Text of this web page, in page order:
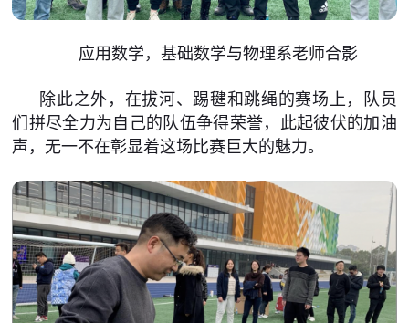
应用数学，基础数学与物理系老师合影
除此之外，在拔河、踢毽和跳绳的赛场上，队员
们拼尽全力为自己的队伍争得荣誉，此起彼伏的加油
声，无一不在彰显着这场比赛巨大的魅力。